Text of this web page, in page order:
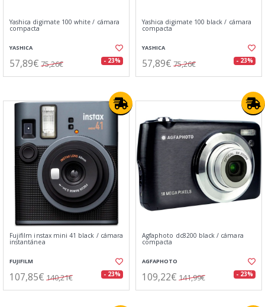
Yashica digimate 100 white / cámara
compacta
YASHICA
57,89€ 75,26€ - 23%
Yashica digimate 100 black / cámara
compacta
YASHICA
57,89€ 75,26€ - 23%
Fujifilm instax mini 41 black / cámara
instantánea
FUJIFILM
107,85€ 140,21€ - 23%
Agfaphoto dc8200 black / cámara
compacta
AGFAPHOTO
109,22€ 141,99€ - 23%